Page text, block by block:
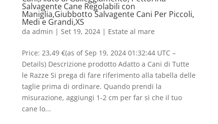
Salvagente Cane Regolabili con
Maniglia,Giubbotto Salvagente Cani Per Piccoli,
Medi e Grandi,XS
da admin | Set 19, 2024| Estate al mare
Price: 23,49 €(as of Sep 19, 2024 01:32:44 UTC –
Details) Descrizione prodotto Adatto a Cani di Tutte
le Razze Si prega di fare riferimento alla tabella delle
taglie prima di ordinare. Quando prendi la
misurazione, aggiungi 1-2 cm per far sì che il tuo
cane lo...